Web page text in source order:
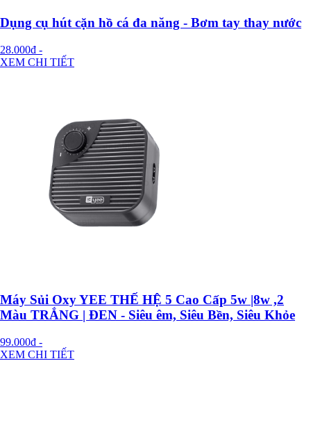
Dụng cụ hút cặn hồ cá đa năng - Bơm tay thay nước
28.000đ -
XEM CHI TIẾT
Máy Sủi Oxy YEE THẾ HỆ 5 Cao Cấp 5w |8w ,2
Màu TRẮNG | ĐEN - Siêu êm, Siêu Bền, Siêu Khỏe
99.000đ -
XEM CHI TIẾT